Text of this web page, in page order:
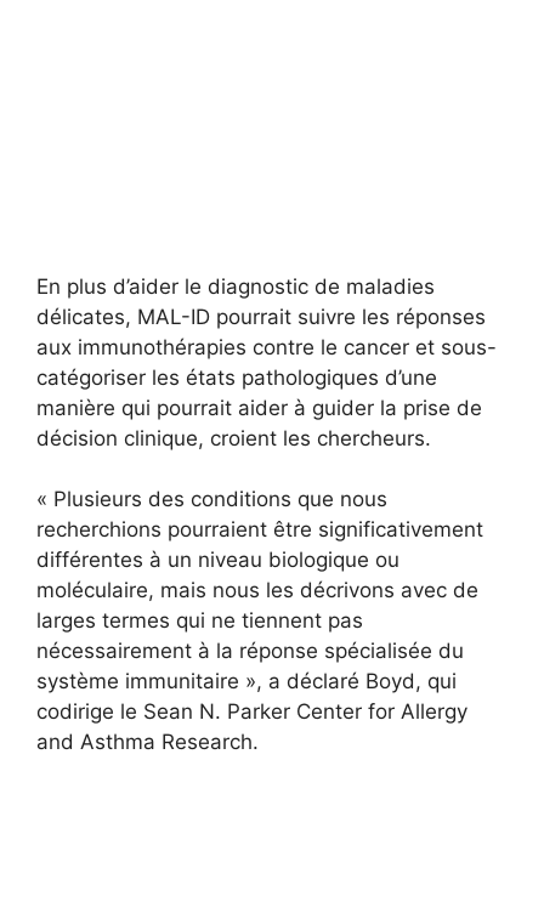
En plus d’aider le diagnostic de maladies
délicates, MAL-ID pourrait suivre les réponses
aux immunothérapies contre le cancer et sous-
catégoriser les états pathologiques d’une
manière qui pourrait aider à guider la prise de
décision clinique, croient les chercheurs.
« Plusieurs des conditions que nous
recherchions pourraient être significativement
différentes à un niveau biologique ou
moléculaire, mais nous les décrivons avec de
larges termes qui ne tiennent pas
nécessairement à la réponse spécialisée du
système immunitaire », a déclaré Boyd, qui
codirige le Sean N. Parker Center for Allergy
and Asthma Research.